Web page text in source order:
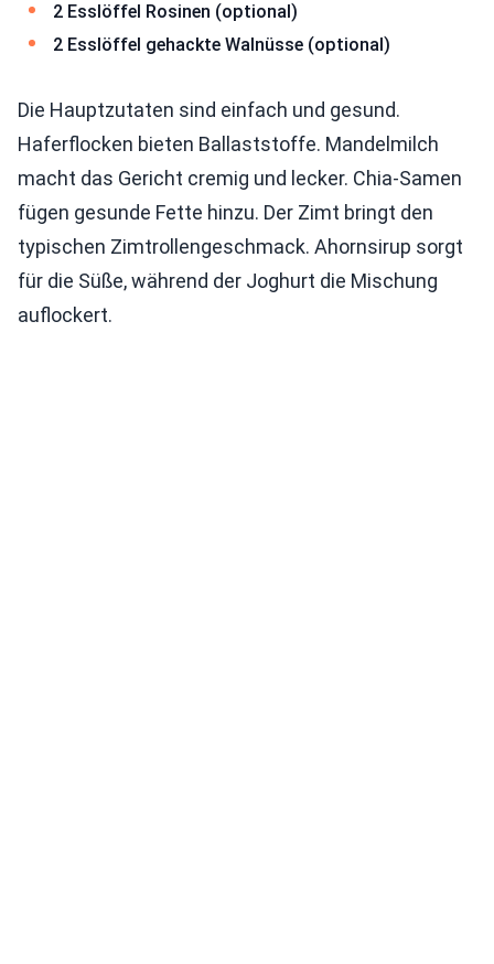
2 Esslöffel Rosinen (optional)
2 Esslöffel gehackte Walnüsse (optional)
Die Hauptzutaten sind einfach und gesund.
Haferflocken bieten Ballaststoffe. Mandelmilch
macht das Gericht cremig und lecker. Chia-Samen
fügen gesunde Fette hinzu. Der Zimt bringt den
typischen Zimtrollengeschmack. Ahornsirup sorgt
für die Süße, während der Joghurt die Mischung
auflockert.